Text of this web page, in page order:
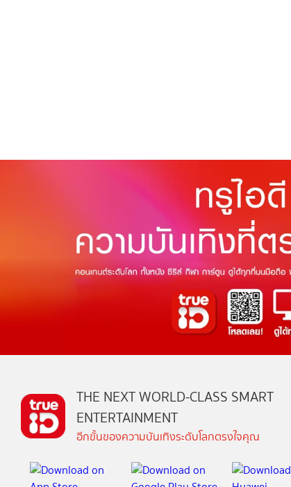
THE NEXT WORLD-CLASS SMART
ENTERTAINMENT
อีกขั้นของความบันเทิงระดับโลกตรงใจคุณ